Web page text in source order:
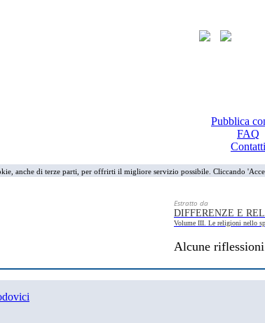
Pubblica
FAQ
Contatti
anche di terze parti, per offrirti il migliore servizio possibile. Cliccando
Estratto da
DIFFERENZE E
Volume III. Le religioni nello
Alcune